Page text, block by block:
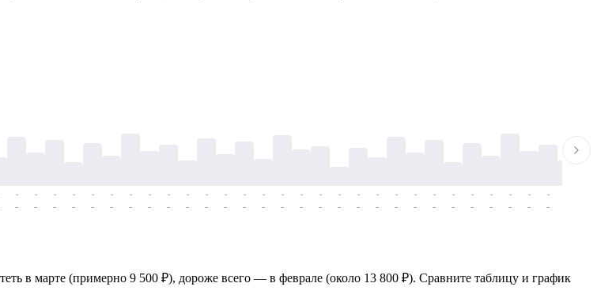
-
-
-
-
-
-
-
-
-
-
-
-
-
-
-
-
-
-
-
-
-
-
-
-
-
-
-
-
-
-
-
-
-
-
-
-
-
-
-
-
-
-
-
-
-
-
-
-
-
-
-
-
-
-
-
-
-
-
в марте (примерно 9 500 ₽), дороже всего — в феврале (около 13 800 ₽). Сравните таблицу и график